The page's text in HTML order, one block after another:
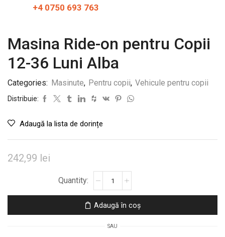
+4 0750 693 763
Masina Ride-on pentru Copii
12-36 Luni Alba
Categories: Masinute, Pentru copii, Vehicule pentru copii
Distribuie:
Adaugă la lista de dorințe
242,99 lei
Ride-
on
Copii
Adaugă în coș
SAU